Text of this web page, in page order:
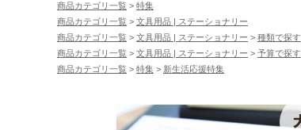
商品カテゴリ一覧 > 特集
商品カテゴリ一覧 > 文具用品 | ステーショナリー
商品カテゴリ一覧 > 文具用品 | ステーショナリー > 種類で探す
商品カテゴリ一覧 > 文具用品 | ステーショナリー > 予算で探す
商品カテゴリ一覧 > 特集 > 新生活応援特集